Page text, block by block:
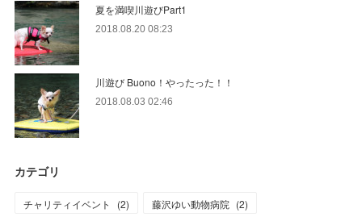
夏を満喫川遊びPart1
2018.08.20 08:23
川遊び Buono！やったった！！
2018.08.03 02:46
カテゴリ
チャリティイベント (2) 藤沢ゆい動物病院 (2)